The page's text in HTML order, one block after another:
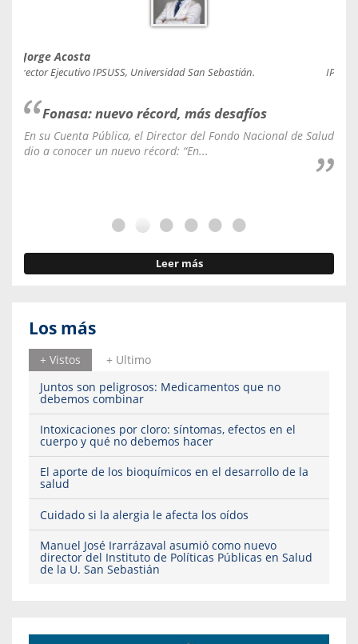
Jorge Acosta
Director Ejecutivo IPSUSS, Universidad San Sebastián.
Fonasa: nuevo récord, más desafíos
En su Cuenta Pública, el Director del Fondo Nacional de Salud
dio a conocer un nuevo récord: “En...
Leer más
Los más
+ Vistos
+ Ultimo
Juntos son peligrosos: Medicamentos que no
debemos combinar
Intoxicaciones por cloro: síntomas, efectos en el
cuerpo y qué no debemos hacer
El aporte de los bioquímicos en el desarrollo de la
salud
Cuidado si la alergia le afecta los oídos
Manuel José Irarrázaval asumió como nuevo
director del Instituto de Políticas Públicas en Salud
de la U. San Sebastián